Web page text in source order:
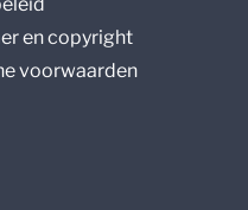
en copyright
voorwaarden